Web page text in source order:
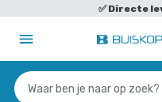
✅Directe